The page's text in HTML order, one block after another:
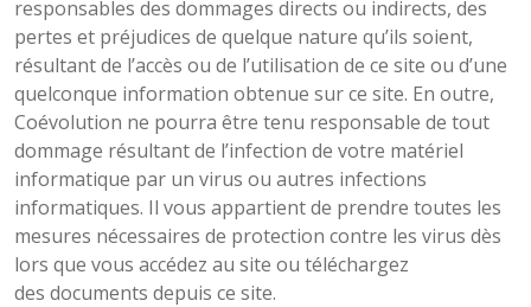
responsables des dommages directs ou indirects, des
pertes et préjudices de quelque nature qu’ils soient,
résultant de l’accès ou de l’utilisation de ce site ou d’une
quelconque information obtenue sur ce site. En outre,
Coévolution ne pourra être tenu responsable de tout
dommage résultant de l’infection de votre matériel
informatique par un virus ou autres infections
informatiques. Il vous appartient de prendre toutes les
mesures nécessaires de protection contre les virus dès
lors que vous accédez au site ou téléchargez
des documents depuis ce site.